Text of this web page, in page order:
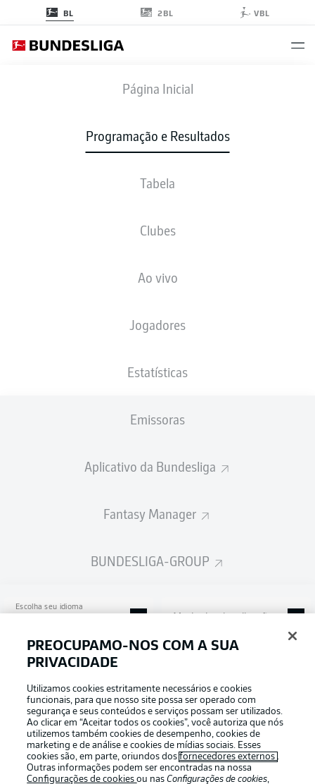
BL 2BL VBL
Página Inicial
Programação e Resultados
Tabela
Clubes
Ao vivo
Jogadores
Estatísticas
Emissoras
Aplicativo da Bundesliga
Fantasy Manager
BUNDESLIGA-GROUP
Escolha seu idioma
Login
BMG S04
ESCALAÇÕES
sex., 23.04.2027 - dom., 25.04.2027
Publicidade
PREOCUPAMO-NOS COM A SUA
PRIVACIDADE
Utilizamos cookies estritamente necessários e cookies
funcionais, para que nosso site possa ser operado com
segurança e seus conteúdos e serviços possam ser utilizados.
Ao clicar em “Aceitar todos os cookies”, você autoriza que nós
utilizemos também cookies de desempenho, cookies de
marketing e de análise e cookies de mídias sociais. Esses
cookies são, em parte, oriundos dosfornecedores externos .
Outras informações podem ser encontradas na nossa
Configurações de cookiesou nasConfigurações de cookies,